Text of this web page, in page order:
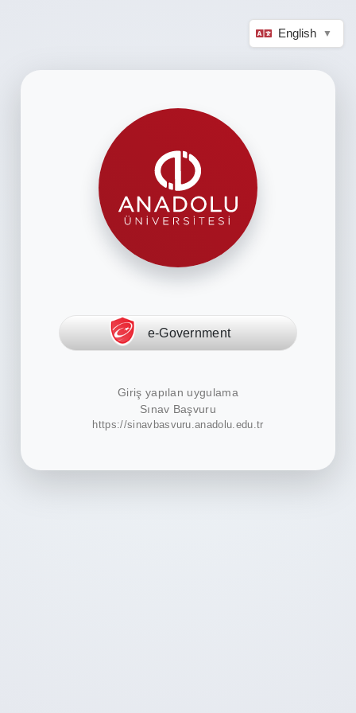
English ▼
e-Government
Giriş yapılan uygulama
Sınav Başvuru
https://sinavbasvuru.anadolu.edu.tr